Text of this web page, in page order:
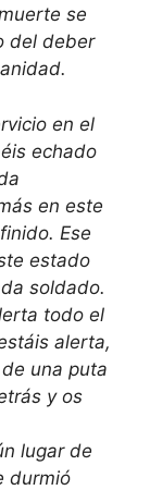
se
del deber
en el
echado
en este
Ese
estado
soldado.
todo el
alerta,
una puta
y os
lugar de
durmió